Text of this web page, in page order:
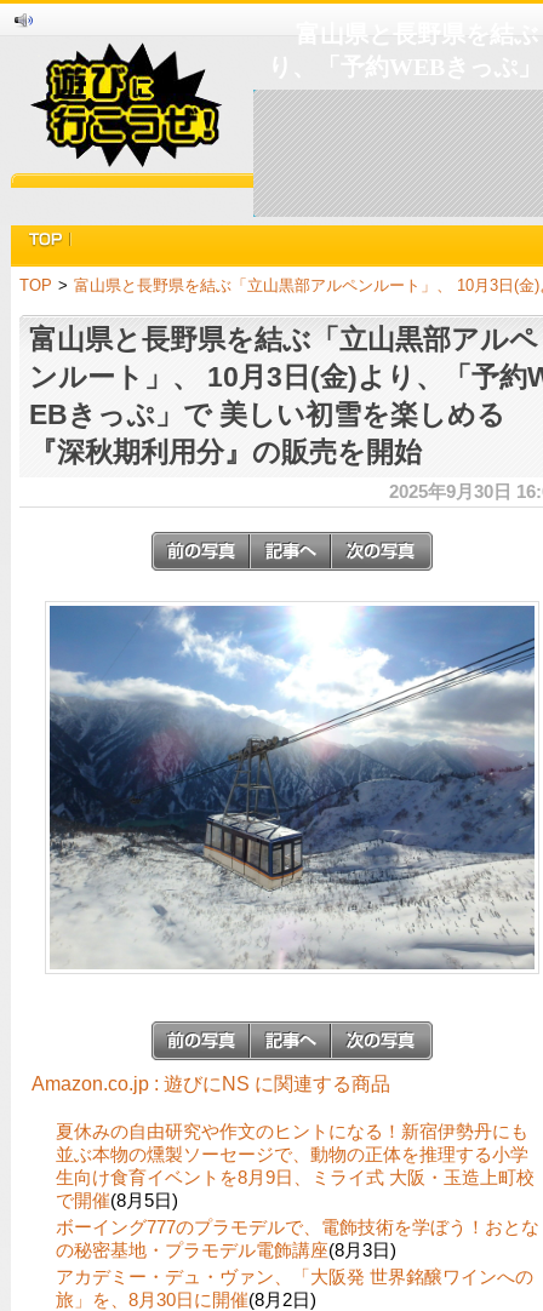
富山県と長野県を結
TOP > 富山県と長野県を結ぶ「立山黒部アルペンルート」、 10月3日(
富山県と長野県を結ぶ「立山黒部アルペ
ンルート」、 10月3日(金)より、「予約
EBきっぷ」で 美しい初雪を楽しめる
『深秋期利用分』の販売を開始
2025年9月30日
Amazon.co.jp : 遊びにNS に関連する商品
夏休みの自由研究や作文のヒントになる！新宿伊勢丹にも
並ぶ本物の燻製ソーセージで、動物の正体を推理する小学
生向け食育イベントを8月9日、ミライ式 大阪・玉造上町校
で開催(8月5日)
ボーイング777のプラモデルで、電飾技術を学ぼう！おとな
の秘密基地・プラモデル電飾講座(8月3日)
アカデミー・デュ・ヴァン、「大阪発 世界銘醸ワインへの
旅」を、8月30日に開催(8月2日)